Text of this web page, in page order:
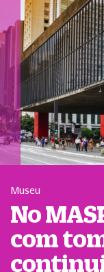
Museu
No
com